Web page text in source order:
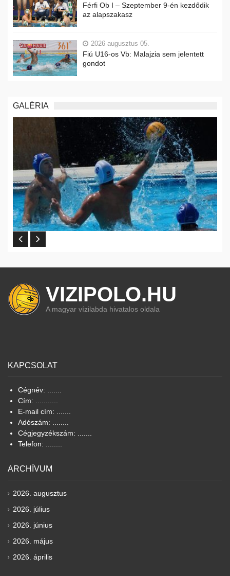
Férfi Ob I – Szeptember 9-én kezdődik
az alapszakasz
2026 augusztus 05.
Fiú U16-os Vb: Malajzia sem jelentett
gondot
GALÉRIA
VIZIPOLO.HU
A magyar vízilabda hivatalos oldala
KAPCSOLAT
Cégnév: .......
Cím: ...........
E-mail cím: .......
Adószám: ........
Cégjegyzékszám: .......
Telefon: ........
ARCHÍVUM
2026. augusztus
2026. július
2026. június
2026. május
2026. április